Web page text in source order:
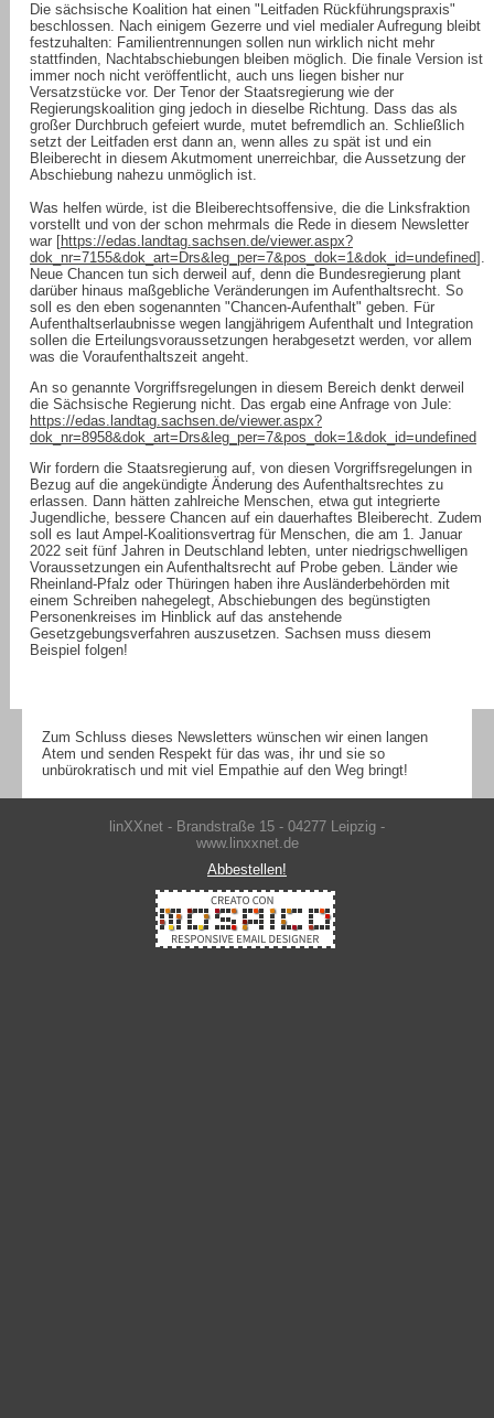
Die sächsische Koalition hat einen "Leitfaden Rückführungspraxis"
beschlossen. Nach einigem Gezerre und viel medialer Aufregung bleibt
festzuhalten: Familientrennungen sollen nun wirklich nicht mehr
stattfinden, Nachtabschiebungen bleiben möglich. Die finale Version ist
immer noch nicht veröffentlicht, auch uns liegen bisher nur
Versatzstücke vor. Der Tenor der Staatsregierung wie der
Regierungskoalition ging jedoch in dieselbe Richtung. Dass das als
großer Durchbruch gefeiert wurde, mutet befremdlich an. Schließlich
setzt der Leitfaden erst dann an, wenn alles zu spät ist und ein
Bleiberecht in diesem Akutmoment unerreichbar, die Aussetzung der
Abschiebung nahezu unmöglich ist.
Was helfen würde, ist die Bleiberechtsoffensive, die die Linksfraktion
vorstellt und von der schon mehrmals die Rede in diesem Newsletter
war [https://edas.landtag.sachsen.de/viewer.aspx?
dok_nr=7155&dok_art=Drs&leg_per=7&pos_dok=1&dok_id=undefined].
Neue Chancen tun sich derweil auf, denn die Bundesregierung plant
darüber hinaus maßgebliche Veränderungen im Aufenthaltsrecht. So
soll es den eben sogenannten "Chancen-Aufenthalt" geben. Für
Aufenthaltserlaubnisse wegen langjährigem Aufenthalt und Integration
sollen die Erteilungsvoraussetzungen herabgesetzt werden, vor allem
was die Voraufenthaltszeit angeht.
An so genannte Vorgriffsregelungen in diesem Bereich denkt derweil
die Sächsische Regierung nicht. Das ergab eine Anfrage von Jule:
https://edas.landtag.sachsen.de/viewer.aspx?
dok_nr=8958&dok_art=Drs&leg_per=7&pos_dok=1&dok_id=undefined
Wir fordern die Staatsregierung auf, von diesen Vorgriffsregelungen in
Bezug auf die angekündigte Änderung des Aufenthaltsrechtes zu
erlassen. Dann hätten zahlreiche Menschen, etwa gut integrierte
Jugendliche, bessere Chancen auf ein dauerhaftes Bleiberecht. Zudem
soll es laut Ampel-Koalitionsvertrag für Menschen, die am 1. Januar
2022 seit fünf Jahren in Deutschland lebten, unter niedrigschwelligen
Voraussetzungen ein Aufenthaltsrecht auf Probe geben. Länder wie
Rheinland-Pfalz oder Thüringen haben ihre Ausländerbehörden mit
einem Schreiben nahegelegt, Abschiebungen des begünstigten
Personenkreises im Hinblick auf das anstehende
Gesetzgebungsverfahren auszusetzen. Sachsen muss diesem
Beispiel folgen!
Zum Schluss dieses Newsletters wünschen wir einen langen
Atem und senden Respekt für das was, ihr und sie so
unbürokratisch und mit viel Empathie auf den Weg bringt!
linXXnet - Brandstraße 15 - 04277 Leipzig -
www.linxxnet.de
Abbestellen!